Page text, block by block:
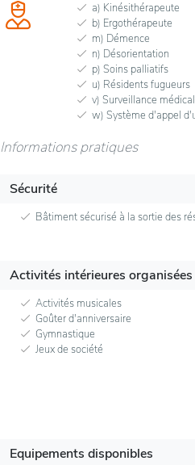
a) Kinésithérapeute
b) Ergothérapeute
m) Démence
n) Désorientation
p) Soins palliatifs
u) Résidents fugueurs
v) Surveillance
w) Système d'appel
Informations pratiques
Sécurité
Bâtiment sécurisé à la sortie des
Activités intérieures organisées
Activités musicales
Goûter d'anniversaire
Gymnastique
Jeux de société
Equipements disponibles